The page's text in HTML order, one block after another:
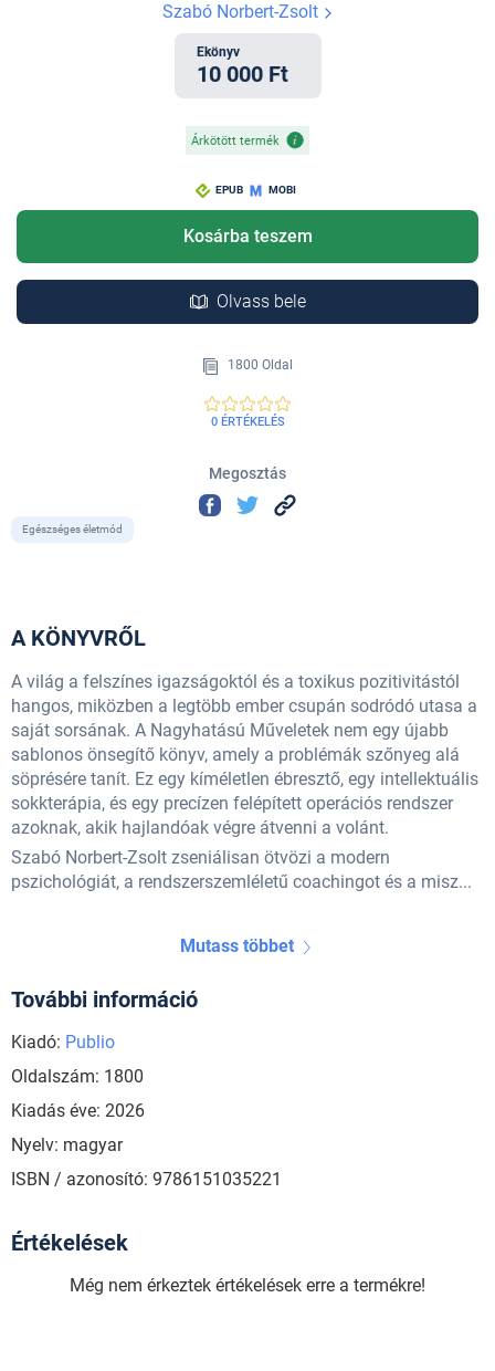
Szabó Norbert-Zsolt
Ekönyv
10 000 Ft
Árkötött termék
EPUB MOBI
Kosárba teszem
Olvass bele
1800 Oldal
0 ÉRTÉKELÉS
Megosztás
Egészséges életmód
A KÖNYVRŐL
A világ a felszínes igazságoktól és a toxikus pozitivitástól
hangos, miközben a legtöbb ember csupán sodródó utasa a
saját sorsának. A Nagyhatású Műveletek nem egy újabb
sablonos önsegítő könyv, amely a problémák szőnyeg alá
söprésére tanít. Ez egy kíméletlen ébresztő, egy intellektuális
sokkterápia, és egy precízen felépített operációs rendszer
azoknak, akik hajlandóak végre átvenni a volánt.
Szabó Norbert-Zsolt zseniálisan ötvözi a modern
pszichológiát, a rendszerszemléletű coachingot és a misz...
Mutass többet
További információ
Kiadó: Publio
Oldalszám: 1800
Kiadás éve: 2026
Nyelv: magyar
ISBN / azonosító: 9786151035221
Értékelések
Még nem érkeztek értékelések erre a termékre!